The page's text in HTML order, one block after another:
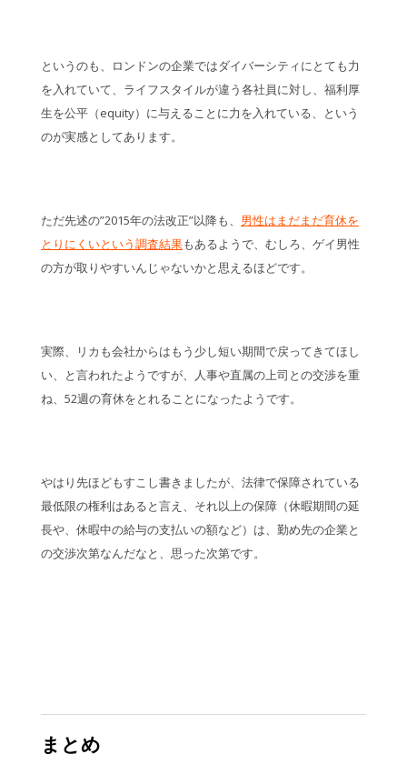
というのも、ロンドンの企業ではダイバーシティにとても力
を入れていて、ライフスタイルが違う各社員に対し、福利厚
生を公平（equity）に与えることに力を入れている、という
のが実感としてあります。
ただ先述の”2015年の法改正”以降も、 男性はまだまだ育休を
とりにくいという調査結果もあるようで、むしろ、ゲイ男性
の方が取りやすいんじゃないかと思えるほどです。
実際、リカも会社からはもう少し短い期間で戻ってきてほし
い、と言われたようですが、人事や直属の上司との交渉を重
ね、52週の育休をとれることになったようです。
やはり先ほどもすこし書きましたが、法律で保障されている
最低限の権利はあると言え、それ以上の保障（休暇期間の延
長や、休暇中の給与の支払いの額など）は、勤め先の企業と
の交渉次第なんだなと、思った次第です。
まとめ